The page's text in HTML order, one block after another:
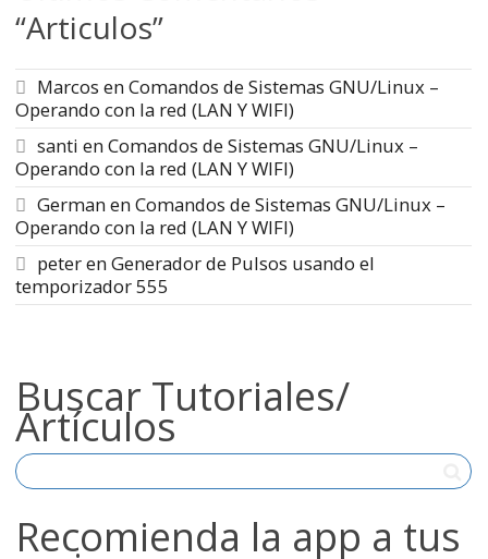
“Articulos”
Marcos enComandos de Sistemas GNU/Linux –
Operando con la red (LAN Y WIFI)
santi enComandos de Sistemas GNU/Linux –
Operando con la red (LAN Y WIFI)
GermanenComandos de Sistemas GNU/Linux –
Operando con la red (LAN Y WIFI)
peterenGenerador de Pulsos usando el
temporizador 555
Buscar Tutoriales/
Artículos
Recomienda la app a tus